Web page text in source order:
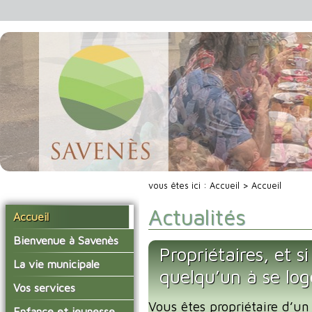
Accueil
Bienvenue à Savenès
Situer Savenès
Savenès en chiffre
L'histoire du village
La vie municipale
Vos élus
Les compte-rendus du
Vos services
La mairie
vous êtes ici : Accueil > Accueil
Actualités
Propriétaires, et
quelqu’un à se
Vous êtes propriétaire